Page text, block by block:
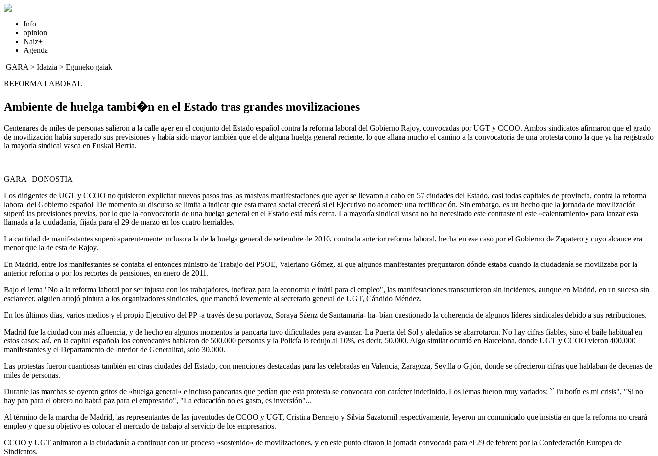
Info
opinion
Naiz+
Agenda
GARA > Idatzia > Eguneko gaiak
REFORMA LABORAL
Ambiente de huelga tambi�n en el Estado tras grandes movilizaciones
Centenares de miles de personas salieron a la calle ayer en el conjunto del Estado español contra la reforma laboral del Gobierno Rajoy, convocadas por UGT y CCOO. Ambos sindicatos afirmaron que el grado
de movilización había superado sus previsiones y había sido mayor también que el de alguna huelga general reciente, lo que allana mucho el camino a la convocatoria de una protesta como la que ya ha registrado
la mayoría sindical vasca en Euskal Herria.
GARA | DONOSTIA
Los dirigentes de UGT y CCOO no quisieron explicitar nuevos pasos tras las masivas manifestaciones que ayer se llevaron a cabo en 57 ciudades del Estado, casi todas capitales de provincia, contra la reforma
laboral del Gobierno español. De momento su discurso se limita a indicar que esta marea social crecerá si el Ejecutivo no acomete una rectificación. Sin embargo, es un hecho que la jornada de movilización
superó las previsiones previas, por lo que la convocatoria de una huelga general en el Estado está más cerca. La mayoría sindical vasca no ha necesitado este contraste ni este «calentamiento» para lanzar esta
llamada a la ciudadanía, fijada para el 29 de marzo en los cuatro herrialdes.
La cantidad de manifestantes superó aparentemente incluso a la de la huelga general de setiembre de 2010, contra la anterior reforma laboral, hecha en ese caso por el Gobierno de Zapatero y cuyo alcance era
menor que la de esta de Rajoy.
En Madrid, entre los manifestantes se contaba el entonces ministro de Trabajo del PSOE, Valeriano Gómez, al que algunos manifestantes preguntaron dónde estaba cuando la ciudadanía se movilizaba por la
anterior reforma o por los recortes de pensiones, en enero de 2011.
Bajo el lema "No a la reforma laboral por ser injusta con los trabajadores, ineficaz para la economía e inútil para el empleo", las manifestaciones transcurrieron sin incidentes, aunque en Madrid, en un suceso sin
esclarecer, alguien arrojó pintura a los organizadores sindicales, que manchó levemente al secretario general de UGT, Cándido Méndez.
En los últimos días, varios medios y el propio Ejecutivo del PP -a través de su portavoz, Soraya Sáenz de Santamaría- ha- bían cuestionado la coherencia de algunos líderes sindicales debido a sus retribuciones.
Madrid fue la ciudad con más afluencia, y de hecho en algunos momentos la pancarta tuvo dificultades para avanzar. La Puerta del Sol y aledaños se abarrotaron. No hay cifras fiables, sino el baile habitual en
estos casos: así, en la capital española los convocantes hablaron de 500.000 personas y la Policía lo redujo al 10%, es decir, 50.000. Algo similar ocurrió en Barcelona, donde UGT y CCOO vieron 400.000
manifestantes y el Departamento de Interior de Generalitat, solo 30.000.
Las protestas fueron cuantiosas también en otras ciudades del Estado, con menciones destacadas para las celebradas en Valencia, Zaragoza, Sevilla o Gijón, donde se ofrecieron cifras que hablaban de decenas de
miles de personas.
Durante las marchas se oyeron gritos de «huelga general» e incluso pancartas que pedían que esta protesta se convocara con carácter indefinido. Los lemas fueron muy variados: ``Tu botín es mi crisis", "Si no
hay pan para el obrero no habrá paz para el empresario", "La educación no es gasto, es inversión"...
Al término de la marcha de Madrid, las representantes de las juventudes de CCOO y UGT, Cristina Bermejo y Silvia Sazatornil respectivamente, leyeron un comunicado que insistía en que la reforma no creará
empleo y que su objetivo es colocar el mercado de trabajo al servicio de los empresarios.
CCOO y UGT animaron a la ciudadanía a continuar con un proceso «sostenido» de movilizaciones, y en este punto citaron la jornada convocada para el 29 de febrero por la Confederación Europea de
Sindicatos.